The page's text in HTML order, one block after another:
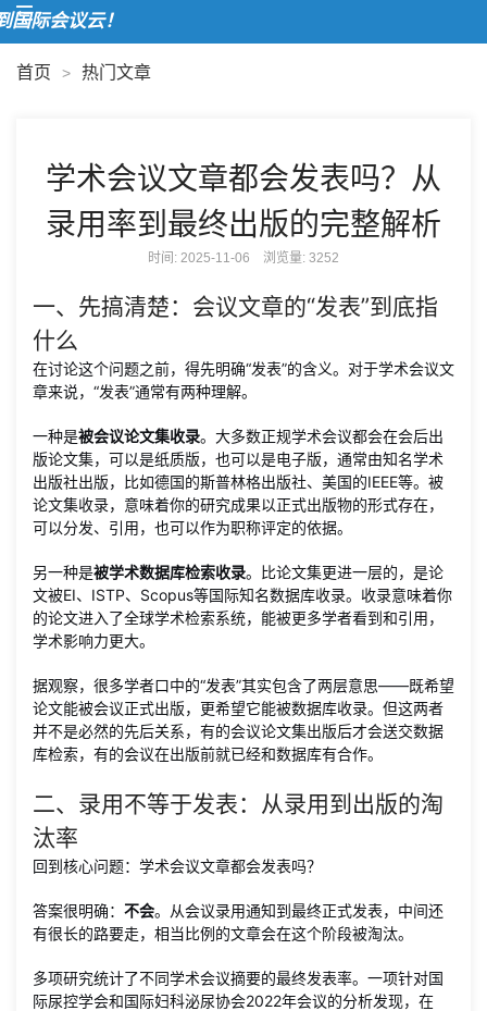
首页 > 热门文章
学术会议文章都会发表吗？从
录用率到最终出版的完整解析
时间: 2025-11-06 浏览量: 3252
一、先搞清楚：会议文章的“发表”到底指
什么
在讨论这个问题之前，得先明确“发表”的含义。对于学术会议文
章来说，“发表”通常有两种理解。
一种是被会议论文集收录。大多数正规学术会议都会在会后出
版论文集，可以是纸质版，也可以是电子版，通常由知名学术
出版社出版，比如德国的斯普林格出版社、美国的IEEE等。被
论文集收录，意味着你的研究成果以正式出版物的形式存在，
可以分发、引用，也可以作为职称评定的依据。
另一种是被学术数据库检索收录。比论文集更进一层的，是论
文被EI、ISTP、Scopus等国际知名数据库收录。收录意味着你
的论文进入了全球学术检索系统，能被更多学者看到和引用，
学术影响力更大。
据观察，很多学者口中的“发表”其实包含了两层意思——既希望
论文能被会议正式出版，更希望它能被数据库收录。但这两者
并不是必然的先后关系，有的会议论文集出版后才会送交数据
库检索，有的会议在出版前就已经和数据库有合作。
二、录用不等于发表：从录用到出版的淘
汰率
回到核心问题：学术会议文章都会发表吗？
答案很明确： 不会。从会议录用通知到最终正式发表，中间还
有很长的路要走，相当比例的文章会在这个阶段被淘汰。
多项研究统计了不同学术会议摘要的最终发表率。一项针对国
际尿控学会和国际妇科泌尿协会2022年会议的分析发现，在